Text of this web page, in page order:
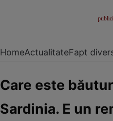
HomeActualitateFapt
Care este
Sardinia. E un